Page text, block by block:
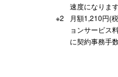
速度になりま
月額1,210円(
ョンサービス
に契約事務手